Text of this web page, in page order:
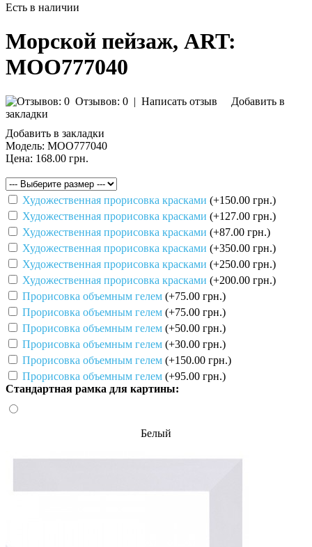
Есть в наличии
Морской пейзаж, ART:
MOO777040
Отзывов: 0 | Написать отзыв
Добавить в
закладки
Добавить в закладки
Модель: MOO777040
Цена: 168.00 грн.
Художественная прорисовка красками (+150.00 грн.)
Художественная прорисовка красками (+127.00 грн.)
Художественная прорисовка красками (+87.00 грн.)
Художественная прорисовка красками (+350.00 грн.)
Художественная прорисовка красками (+250.00 грн.)
Художественная прорисовка красками (+200.00 грн.)
Прорисовка объемным гелем (+75.00 грн.)
Прорисовка объемным гелем (+75.00 грн.)
Прорисовка объемным гелем (+50.00 грн.)
Прорисовка объемным гелем (+30.00 грн.)
Прорисовка объемным гелем (+150.00 грн.)
Прорисовка объемным гелем (+95.00 грн.)
Стандартная рамка для картины:
Белый